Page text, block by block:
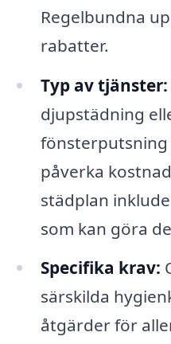
Regelbundna
rabatter.
Typ av tjänster:
djupstädning
fönsterputsning
påverka
städplan
som kan göra
Specifika krav:
särskilda
åtgärder för